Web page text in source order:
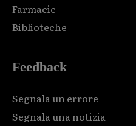
Farmacie
Biblioteche
Feedback
Segnala un errore
Segnala una notizia